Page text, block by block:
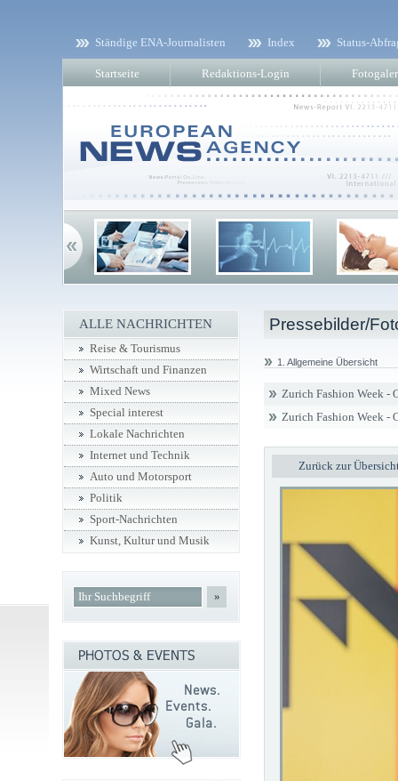
Ständige ENA-Journalisten Index Status-
Startseite Redaktions-Login
Pressebilder/
1. Allgemeine Übersicht
Zurich Fashion Week -
Zurich Fashion Week -
Zurück zur
ALLE NACHRICHTEN
Reise & Tourismus
Wirtschaft und Finanzen
Mixed News
Special interest
Lokale Nachrichten
Internet und Technik
Auto und Motorsport
Politik
Sport-Nachrichten
Kunst, Kultur und Musik
»